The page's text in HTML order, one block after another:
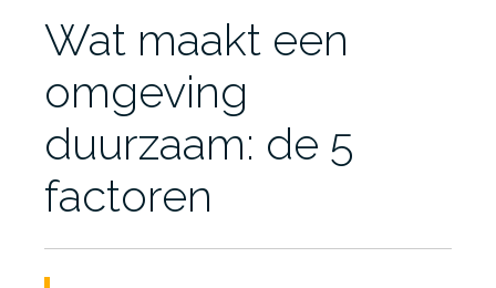
Wat maakt een
omgeving
duurzaam: de 5
factoren